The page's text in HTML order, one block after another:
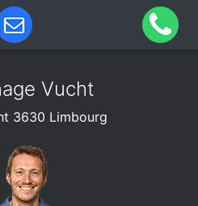
Vucht
3630 Limbourg